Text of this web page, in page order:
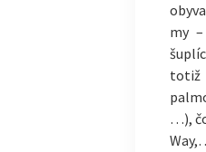
my
totiž
…),